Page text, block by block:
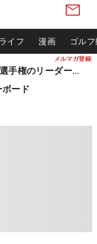
メルマガ登録
ライフ 漫画 ゴル
松山英樹ら出場 ウィンダム選手権のリーダーボード
ード